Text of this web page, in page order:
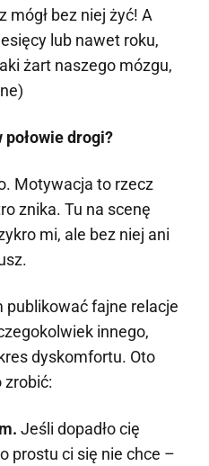
mógł bez niej żyć! A
lub nawet roku,
żart naszego mózgu,
drogi?
Motywacja to rzecz
znika. Tu na scenę
mi, ale bez niej ani
fajne relacje
innego,
dyskomfortu. Oto
zrobić:
Jeśli dopadło cię
prostu ci się nie chce –